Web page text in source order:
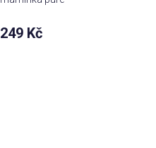
249 Kč